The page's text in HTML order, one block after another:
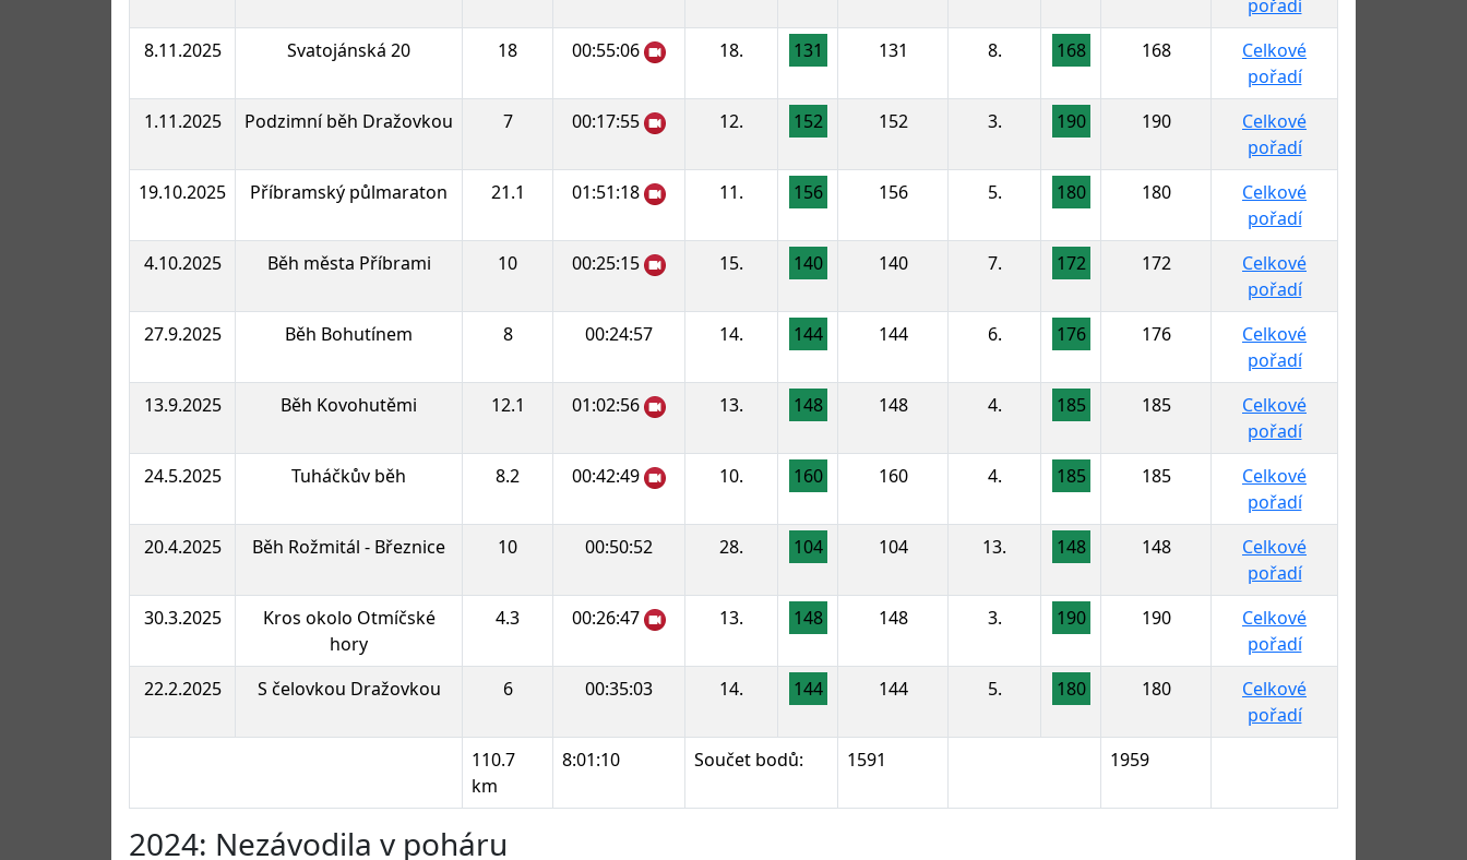
pořadí
8.11.2025
Svatojánská 20 18 00:55:06 18. 131 131 8. 168 168
Celkové
pořadí
1.11.2025
Podzimní běh Dražovkou 7 00:17:55 12. 152 152 3. 190 190
Celkové
pořadí
19.10.2025
Příbramský půlmaraton 21.1 01:51:18 11. 156 156 5. 180 180
Celkové
pořadí
4.10.2025
Běh města Příbrami 10 00:25:15 15. 140 140 7. 172 172
Celkové
pořadí
27.9.2025
Běh Bohutínem 8 00:24:57 14. 144 144 6. 176 176
Celkové
pořadí
13.9.2025
Běh Kovohutěmi 12.1 01:02:56 13. 148 148 4. 185 185
Celkové
pořadí
24.5.2025
Tuháčkův běh 8.2 00:42:49 10. 160 160 4. 185 185
Celkové
pořadí
20.4.2025
Běh Rožmitál - Březnice 10 00:50:52 28. 104 104 13. 148 148
Celkové
pořadí
30.3.2025
Kros okolo Otmíčské
hory
4.3 00:26:47 13. 148 148 3. 190 190
Celkové
pořadí
22.2.2025
S čelovkou Dražovkou 6 00:35:03 14. 144 144 5. 180 180
Celkové
pořadí
110.7
km
8:01:10 Součet bodů: 1591 1959
2024: Nezávodila v poháru